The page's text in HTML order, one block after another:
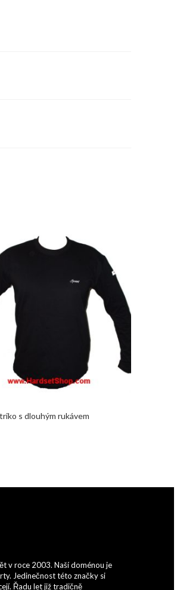
s dlouhým rukávem
v roce 2003. Naší doménou je
Jedinečnost této značky si
Řadu let již tradičně